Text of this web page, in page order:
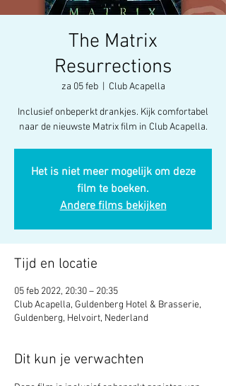
The Matrix
Resurrections
za 05 feb
  |
Club Acapella
Inclusief onbeperkt drankjes. Kijk comfortabel
naar de nieuwste Matrix film in Club Acapella.
Het is niet meer mogelijk om deze
film te boeken.
Andere films bekijken
Tijd en locatie
05 feb 2022, 20:30 – 20:35
Club Acapella, Guldenberg Hotel & Brasserie,
Guldenberg, Helvoirt, Nederland
Dit kun je verwachten